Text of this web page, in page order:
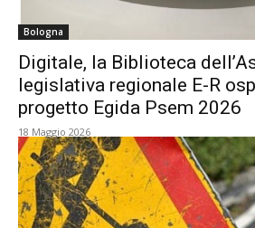
Bologna
Digitale, la Biblioteca
legislativa regionale E-R
progetto Egida Psem 2026
18 Maggio 2026